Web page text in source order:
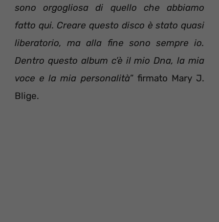
sono orgogliosa di quello che abbiamo
fatto qui. Creare questo disco è stato quasi
liberatorio, ma alla fine sono sempre io.
Dentro questo album c’è il mio Dna, la mia
voce e la mia personalità” firmato Mary J.
Blige.